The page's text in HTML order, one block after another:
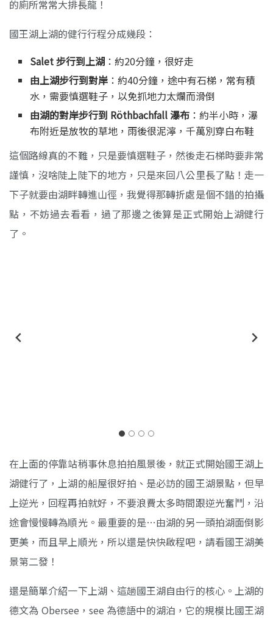
的廁所常常大排長龍！
國王湖上湖的健行行程分成幾段：
Salet 步行到上湖 ：約20分鐘，很好走
由上湖步行到對岸 ：約40分鐘，途中有石梯，常有積
水，需要慎選鞋子，以免抓地力太爛而滑倒
由湖的對岸步行到 Röthbachfall 瀑布 ：約半小時，瀑
布附近是放牧的草地，雨後很泥濘，千萬別穿白布鞋
這個路線真的不難，只是要慎選鞋子，然後走石梯時要非常
謹慎，沒啥陡上陡下的地方，只是來回八公里長了點！走一
下子就要由湖畔轉進山徑，我覺得那轉折處是個不錯的拍攝
點，不妨過去看看，過了那邊之後算是正式開始上湖健行
了。
在上面的停靠站稍事休息拍拍風景後，就正式開始國王湖上
湖健行了，上湖的船屋很好拍、是必訪的國王湖景點，但早
上逆光，回程再拍就好，不要浪費太多時間跟逆光奮鬥，沿
途會慢慢轉為順光。最重要的是…由湖的另一頭拍湖面倒影
更美，而且早上順光，所以還是快快啟程吧，請看國王湖美
景第二發！
還是簡單介紹一下上湖、這趟國王湖自由行的核心。上湖的
德文為 Obersee，see 為德語中的湖泊，它的規模比國王湖